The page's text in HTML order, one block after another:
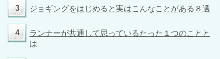
3 ジョギングをはじめると実はこんなことがある８選
4
ランナーが共通して思っているたった１つのことと
は